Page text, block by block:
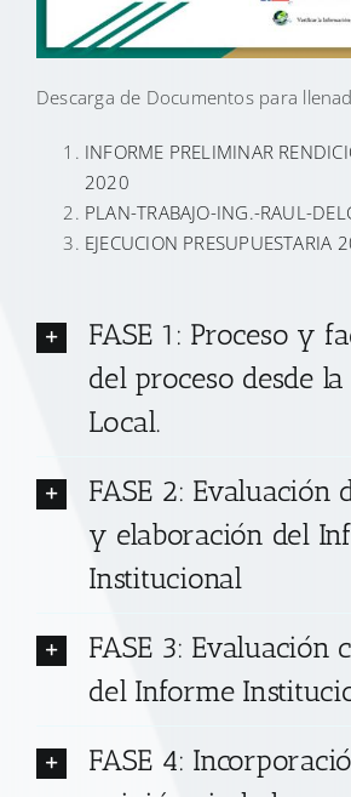
Descarga de Documentos para
INFORME PRELIMINAR
2020
PLAN-TRABAJO-ING.-RAUL-
EJECUCION PRESUPUESTARIA
FASE 1: Proceso y
del proceso desde
Local.
FASE 2: Evaluación
y elaboración del
Institucional
FASE 3: Evaluación
del Informe
FASE 4: